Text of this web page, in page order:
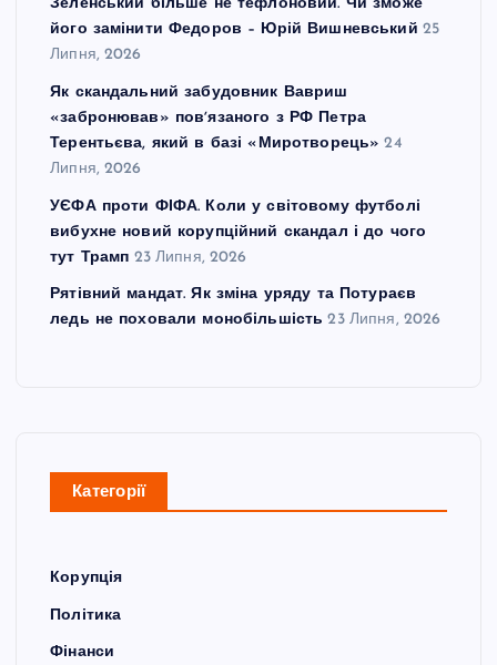
Зеленський більше не тефлоновий. Чи зможе
його замінити Федоров – Юрій Вишневський 25
Липня, 2026
Як скандальний забудовник Вавриш
«забронював» повʼязаного з РФ Петра
Терентьєва, який в базі «Миротворець» 24
Липня, 2026
УЄФА проти ФІФА. Коли у світовому футболі
вибухне новий корупційний скандал і до чого
тут Трамп 23 Липня, 2026
Рятівний мандат. Як зміна уряду та Потураєв
ледь не поховали монобільшість 23 Липня, 2026
Категорії
Корупція
Політика
Фінанси